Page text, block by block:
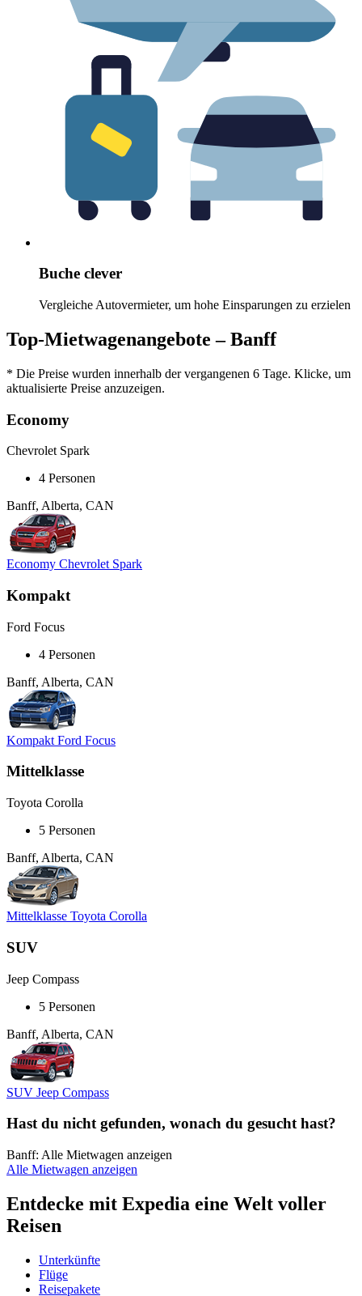
Buche clever
Vergleiche Autovermieter, um hohe Einsparungen zu erzielen
Top-Mietwagenangebote – Banff
* Die Preise wurden innerhalb der vergangenen 6 Tage. Klicke, um
aktualisierte Preise anzuzeigen.
Economy
Chevrolet Spark
4 Personen
Banff, Alberta, CAN
Economy Chevrolet Spark
Kompakt
Ford Focus
4 Personen
Banff, Alberta, CAN
Kompakt Ford Focus
Mittelklasse
Toyota Corolla
5 Personen
Banff, Alberta, CAN
Mittelklasse Toyota Corolla
SUV
Jeep Compass
5 Personen
Banff, Alberta, CAN
SUV Jeep Compass
Hast du nicht gefunden, wonach du gesucht hast?
Banff: Alle Mietwagen anzeigen
Alle Mietwagen anzeigen
Entdecke mit Expedia eine Welt voller
Reisen
Unterkünfte
Flüge
Reisepakete